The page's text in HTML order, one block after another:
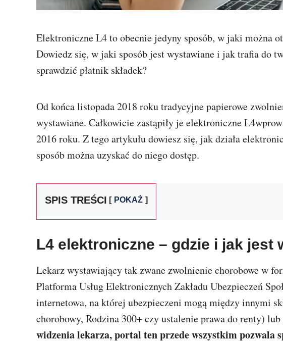
Elektroniczne L4 to obecnie jedyny sposób, w jaki można
Dowiedz się, w jaki sposób jest wystawiane i jak trafia do
sprawdzić płatnik składek?
Od końca listopada 2018 roku tradycyjne papierowe
wystawiane. Całkowicie zastąpiły je elektroniczne
2016 roku. Z tego artykułu dowiesz się, jak działa
sposób można uzyskać do niego dostęp.
SPIS TREŚCI POKAŻ
L4 elektroniczne – gdzie i jak jest
Lekarz wystawiający tak zwane zwolnienie chorobowe w
Platforma Usług Elektronicznych Zakładu Ubezpieczeń
internetowa, na której ubezpieczeni mogą między innymi
chorobowy, Rodzina 300+ czy ustalenie prawa do renty)
widzenia lekarza, portal ten przede wszystkim pozwala